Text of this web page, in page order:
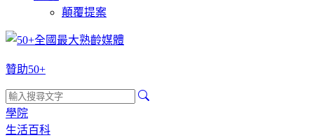
顛覆提案
贊助50+
學院
生活百科